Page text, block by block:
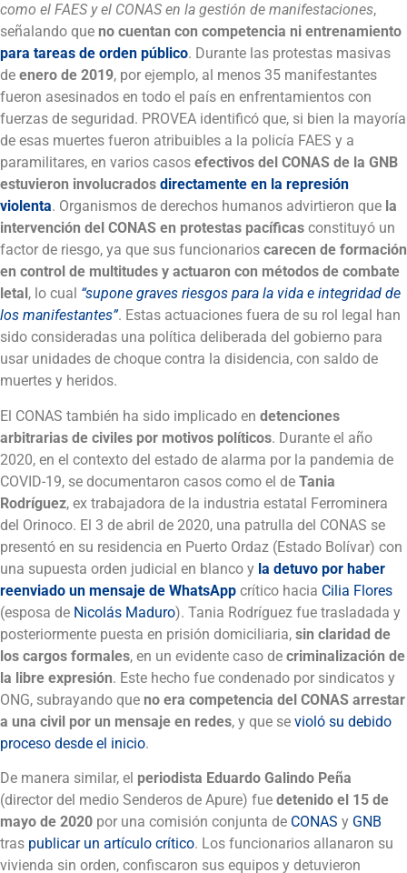
como el FAES y el CONAS en la gestión de manifestaciones,
señalando que no cuentan con competencia ni entrenamiento
para tareas de orden público. Durante las protestas masivas
de enero de 2019, por ejemplo, al menos 35 manifestantes
fueron asesinados en todo el país en enfrentamientos con
fuerzas de seguridad. PROVEA identificó que, si bien la mayoría
de esas muertes fueron atribuibles a la policía FAES y a
paramilitares, en varios casos efectivos del CONAS de la GNB
estuvieron involucrados directamente en la represión
violenta. Organismos de derechos humanos advirtieron que la
intervención del CONAS en protestas pacíficas constituyó un
factor de riesgo, ya que sus funcionarios carecen de formación
en control de multitudes y actuaron con métodos de combate
letal , lo cual “supone graves riesgos para la vida e integridad de
los manifestantes”. Estas actuaciones fuera de su rol legal han
sido consideradas una política deliberada del gobierno para
usar unidades de choque contra la disidencia, con saldo de
muertes y heridos.
El CONAS también ha sido implicado en detenciones
arbitrarias de civiles por motivos políticos. Durante el año
2020, en el contexto del estado de alarma por la pandemia de
COVID-19, se documentaron casos como el de Tania
Rodríguez, ex trabajadora de la industria estatal Ferrominera
del Orinoco. El 3 de abril de 2020, una patrulla del CONAS se
presentó en su residencia en Puerto Ordaz (Estado Bolívar) con
una supuesta orden judicial en blanco y la detuvo por haber
reenviado un mensaje de WhatsApp crítico hacia Cilia Flores
(esposa de Nicolás Maduro). Tania Rodríguez fue trasladada y
posteriormente puesta en prisión domiciliaria, sin claridad de
los cargos formales, en un evidente caso de criminalización de
la libre expresión. Este hecho fue condenado por sindicatos y
ONG, subrayando que no era competencia del CONAS arrestar
a una civil por un mensaje en redes, y que se violó su debido
proceso desde el inicio.
De manera similar, el periodista Eduardo Galindo Peña
(director del medio Senderos de Apure) fue detenido el 15 de
mayo de 2020 por una comisión conjunta de CONAS y GNB
tras publicar un artículo crítico. Los funcionarios allanaron su
vivienda sin orden, confiscaron sus equipos y detuvieron